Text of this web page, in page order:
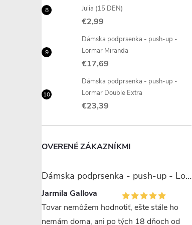
Julia (15 DEN)
€2,99
Dámska podprsenka - push-up -
Lormar Miranda
€17,69
Dámska podprsenka - push-up -
Lormar Double Extra
€23,39
OVERENÉ ZÁKAZNÍKMI
Dámska podprsenka - push-up - Lormar Miranda
Jarmila Gallova
Tovar nemôžem hodnotiť, ešte stále ho
nemám doma, ani po tých 18 dňoch od